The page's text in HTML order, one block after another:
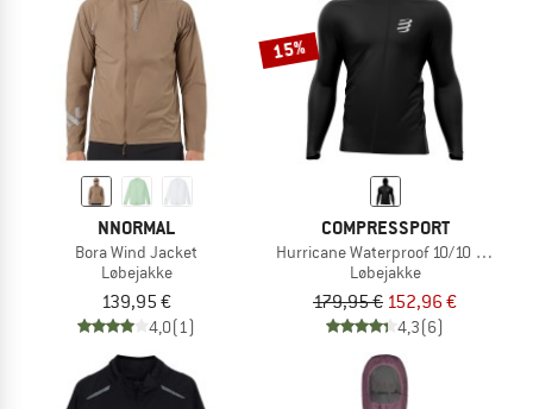
NNORMAL
Bora Wind Jacket
Løbejakke
139,95 €
4,0(1)
15%
COMPRESSPORT
Hurricane Waterproof 10/10 Jacket
Løbejakke
179,95 € 152,96 €
4,3(6)